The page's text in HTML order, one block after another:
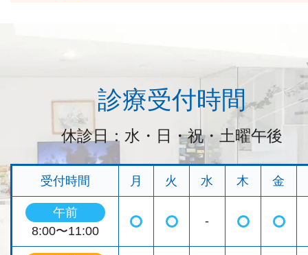
診療受付時間
休診日：水・日・祝・土曜午後
受付時間 月 火 水 木 金
午前
8:00〜11:00
◯ ◯ - ◯ ◯